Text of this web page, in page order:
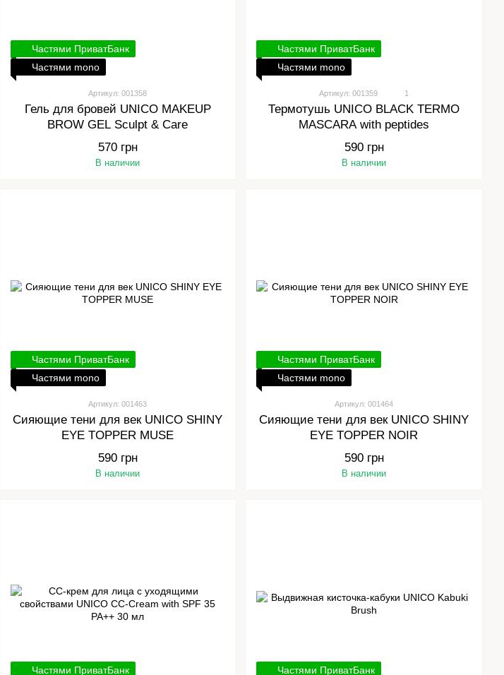
Частями ПриватБанк
Частями mono
Артикул: 001358
Гель для бровей UNICO MAKEUP
BROW GEL Sculpt & Care
570 грн
В наличии
Частями ПриватБанк
Частями mono
Артикул: 001359 1
Термотушь UNICO BLACK TERMO
MASCARA with peptides
590 грн
В наличии
Частями ПриватБанк
Частями mono
Артикул: 001463
Сияющие тени для век UNICO SHINY
EYE TOPPER MUSE
590 грн
В наличии
Частями ПриватБанк
Частями mono
Артикул: 001464
Сияющие тени для век UNICO SHINY
EYE TOPPER NOIR
590 грн
В наличии
Частями ПриватБанк
Частями ПриватБанк